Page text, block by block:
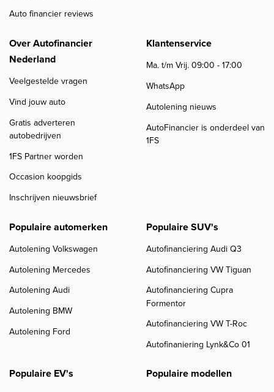
Auto financier reviews
Over Autofinancier
Nederland
Veelgestelde vragen
Vind jouw auto
Gratis adverteren
autobedrijven
1FS Partner worden
Occasion koopgids
Inschrijven nieuwsbrief
Klantenservice
Ma. t/m Vrij. 09:00 - 17:00
WhatsApp
Autolening nieuws
AutoFinancier is onderdeel van
1FS
Populaire automerken
Autolening Volkswagen
Autolening Mercedes
Autolening Audi
Autolening BMW
Autolening Ford
Populaire SUV's
Autofinanciering Audi Q3
Autofinanciering VW Tiguan
Autofinanciering Cupra
Formentor
Autofinanciering VW T-Roc
Autofinaniering Lynk&Co 01
Populaire EV's Populaire modellen